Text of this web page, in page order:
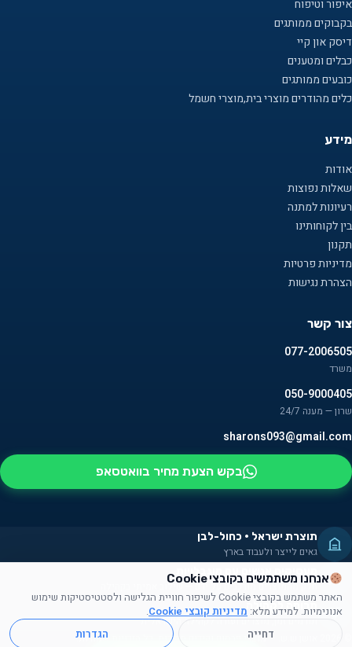
איפור וטיפוח
בקבוקים ממותגים
דיסק און קיי
כבלים ומטענים
כובעים ממותגים
כלים מהודרים מוצרי בית,מוצרי חשמל
מידע
אודות
שאלות נפוצות
רעיונות למתנה
בין לקוחותינו
תקנון
מדיניות פרטיות
הצהרת נגישות
צור קשר
077-2006505
משרד
050-9000405
שרון — מענה 24/7
sharons093@gmail.com
בקש הצעת מחיר בוואטסאפ
תוצרת ישראל · כחול-לבן
גאים לייצר ולעבוד בארץ
מעסיקים אנשים עם מוגבלויות
חלק מהמוצרים מורכבים על ידם — שילוב אמיתי בקהילה
תרומה לקהילה
תורמים זמן, מוצרים ועזרה לקהילה הישראלית
אנחנו משתמשים בקובצי Cookie
האתר משתמש בקובצי Cookie לשיפור חוויית הגלישה ולסטטיסטיקות שימוש
אנונימיות. למידע מלא: מדיניות קובצי Cookie
.
דחייה
הגדרות